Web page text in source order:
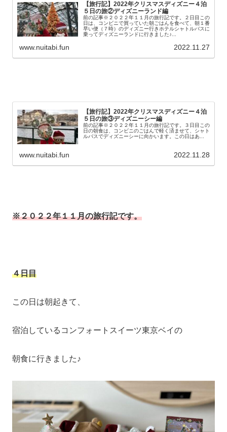
【旅行記】2022年クリスマスディズニー４泊
５日の旅②ディズニーランド編
前の記事※２０２２年１１月の旅行記です。２日目この
日は、コンビニで買っていた朝ごはんを食べて、朝１番
早い便（７時）のディズニー行きホテルシャトルバスに
乗ってディズニーランドに行きました♪...
www.nuitabi.fun 2022.11.27
【旅行記】2022年クリスマスディズニー４泊
５日の旅③ディズニーシー編
前の記事※２０２２年１１月の旅行記です。３日目この
日の朝食は、コンビニのごはんで軽く済ませて、シャト
ルバスでディズニーシーに向かいます。この日はあ...
www.nuitabi.fun 2022.11.28
※２０２２年１１月の旅行記です。
４日目
この日は朝起きて、
宿泊しているコンフォートスイーツ東京ベイの
朝食に行きました♪